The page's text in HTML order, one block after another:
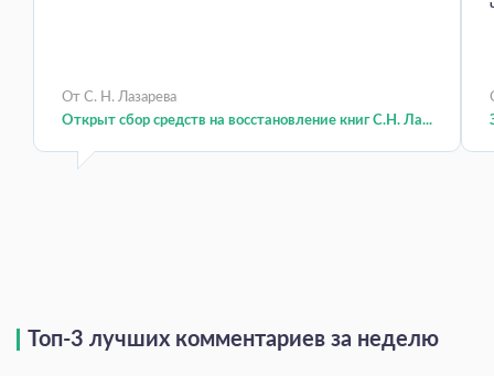
От С. Н. Лазарева
Открыт сбор средств на восстановление книг С.Н. Ла...
Топ-3 лучших комментариев за неделю